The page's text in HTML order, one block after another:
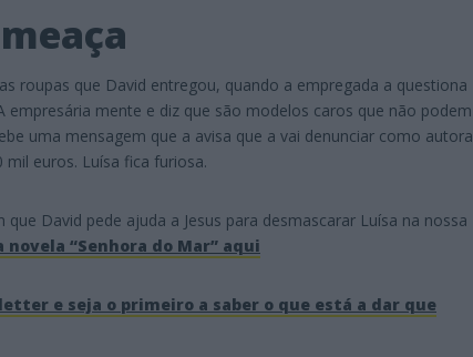
roupas que David entregou, quando a empregada a questiona
empresária mente e diz que são modelos caros que não podem
uma mensagem que a avisa que a vai denunciar como autora
euros. Luísa fica furiosa.
que David pede ajuda a Jesus para desmascarar Luísa na nossa
novela “Senhora do Mar” aqui
e seja o primeiro a saber o que está a dar que